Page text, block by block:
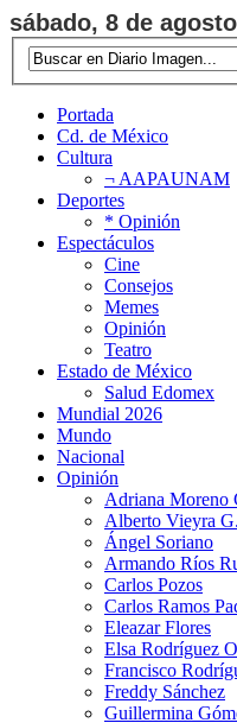
sábado, 8 de
Portada
Cd. de México
Cultura
¬ AAPAUNAM
Deportes
* Opinión
Espectáculos
Cine
Consejos
Memes
Opinión
Teatro
Estado de México
Salud Edomex
Mundial 2026
Mundo
Nacional
Opinión
Adriana Moreno
Alberto Vieyra G.
Ángel Soriano
Armando Ríos
Carlos Pozos
Carlos Ramos
Eleazar Flores
Elsa Rodríguez
Francisco
Freddy Sánchez
Guillermina